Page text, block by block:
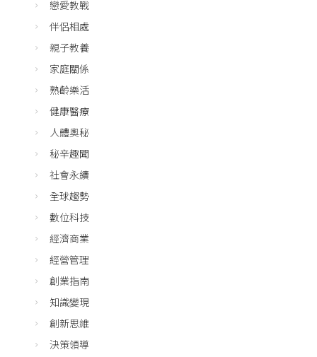
戀愛教戰
伴侶相處
親子教養
家庭關係
熟齡樂活
健康醫療
人體奧秘
秘辛趣聞
社會永續
全球趨勢
數位科技
經濟商業
經營管理
創業指南
知識變現
創新思維
決策領導